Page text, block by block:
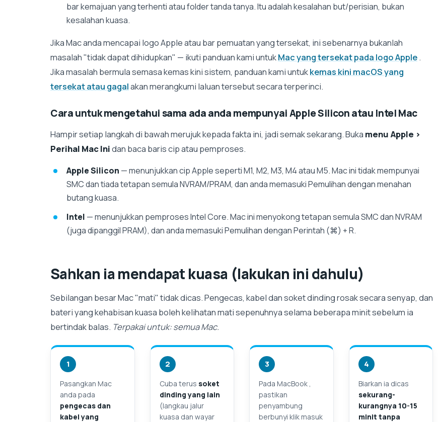
bar kemajuan yang terhenti atau folder tanda tanya. Itu adalah kesalahan but/perisian, bukan
kesalahan kuasa.
Jika Mac anda mencapai logo Apple atau bar pemuatan yang tersekat, ini sebenarnya bukanlah
masalah "tidak dapat dihidupkan" — ikuti panduan kami untukMac yang tersekat pada logo Apple .
Jika masalah bermula semasa kemas kini sistem, panduan kami untukkemas kini macOS yang
tersekat atau gagalakan merangkumi laluan tersebut secara terperinci.
Cara untuk mengetahui sama ada anda mempunyai Apple Silicon atau Intel Mac
Hampir setiap langkah di bawah merujuk kepada fakta ini, jadi semak sekarang. Buka menu Apple >
Perihal Mac Inidan baca baris cip atau pemproses.
Apple Silicon — menunjukkan cip Apple seperti M1, M2, M3, M4 atau M5. Mac ini tidak mempunyai
SMC dan tiada tetapan semula NVRAM/PRAM, dan anda memasuki Pemulihan dengan menahan
butang kuasa.
Intel — menunjukkan pemproses Intel Core. Mac ini menyokong tetapan semula SMC dan NVRAM
(juga dipanggil PRAM), dan anda memasuki Pemulihan dengan Perintah (⌘) + R.
Sahkan ia mendapat kuasa (lakukan ini dahulu)
Sebilangan besar Mac "mati" tidak dicas. Pengecas, kabel dan soket dinding rosak secara senyap, dan
bateri yang kehabisan kuasa boleh kelihatan mati sepenuhnya selama beberapa minit sebelum ia
bertindak balas. Terpakai untuk: semua Mac.
1
Pasangkan Mac
anda pada
pengecas dan
kabel yang
2
Cuba terus soket
dinding yang lain
(langkau jalur
kuasa dan wayar
3
Pada MacBook ,
pastikan
penyambung
berbunyi klik masuk
4
Biarkan ia dicas
sekurang-
kurangnya 10-15
minit tanpa